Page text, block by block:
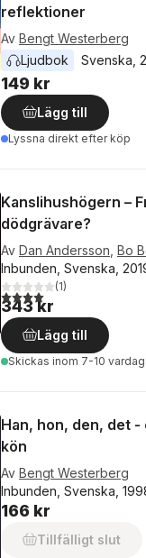
reflektioner
Av Bengt Westerberg
Ljudbok
Svenska
149 kr
Lägg till
Lyssna direkt efter köp
Kanslihushögern –
dödgrävare?
Av Dan Andersson Bo
Inbunden, Svenska,
4,0utav 5 stjärnor. Totalt
(1)
343 kr
Lägg till
Skickas inom 7-10
Han, hon, den, det -
kön
Av Bengt Westerberg
Inbunden, Svenska,
166 kr
Tillfälligt slut